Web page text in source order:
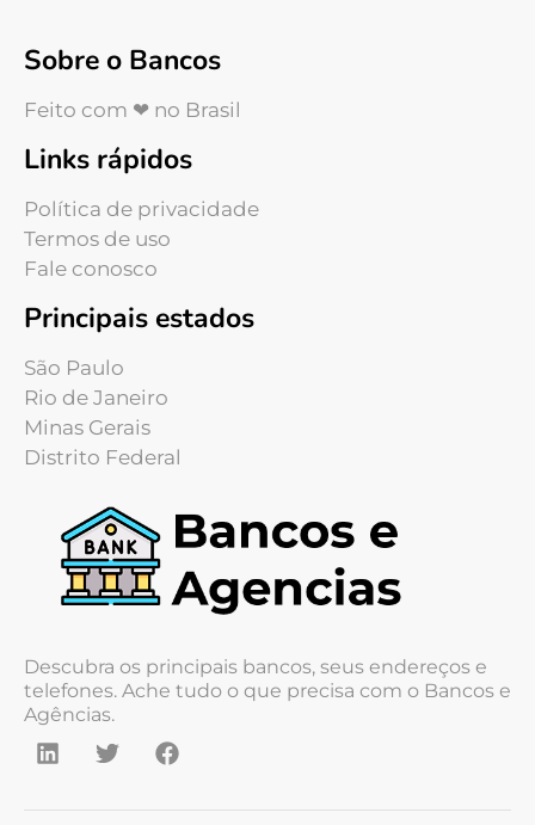
Sobre o Bancos
Feito com ❤ no Brasil
Links rápidos
Política de privacidade
Termos de uso
Fale conosco
Principais estados
São Paulo
Rio de Janeiro
Minas Gerais
Distrito Federal
Descubra os principais bancos, seus endereços e
telefones. Ache tudo o que precisa com o Bancos e
Agências.